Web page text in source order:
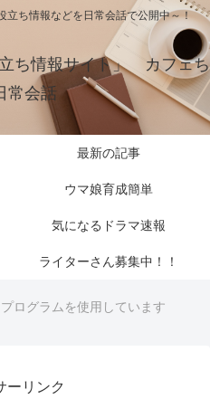
ち情報などを日常会話で公開中～！
立ち情報サイト」 カフェち
常会話
最新の記事
ウマ娘育成簡単
気になるドラマ速報
ライターさん募集中！！
ログラムを使用しています
ーリンク